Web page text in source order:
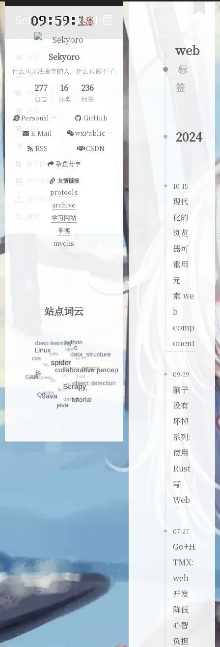
Sekyoro的博客小屋
关于
标签
追番
简历|内推
学习资料
站点地图
web
标
签
2024
10-15
现代
化的
浏览
器可
重用
元
素:we
b
comp
onent
09-29
脑子
没有
坏掉
系列:
使用
Rust
写
Web
07-27
Go+H
TMX:
web
开发
降低
心智
负担
Sekyoro
什么也无法舍弃的人，什么也做不了.
277
日志
16
分类
236
标签
Personal Website
GitHub
E-Mail
wxPublicAccount
RSS
CSDN
杂鱼分享
友情链接
protools
archive
学习网站
芈渡
myqhs
站点词云